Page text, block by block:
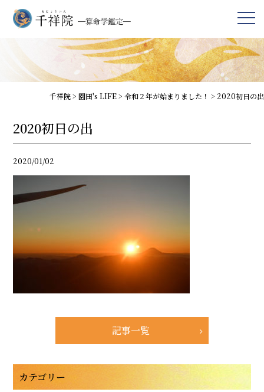
千祥院> 園田's LIFE> 令和２年が始まりました！ > 2020初日の出
2020初日の出
2020/01/02
記事一覧
カテゴリー